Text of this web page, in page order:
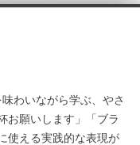
わいながら学ぶ、やさ
お願いします」「ブラ
使える実践的な表現が